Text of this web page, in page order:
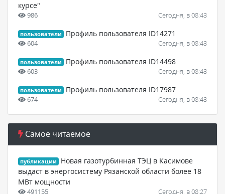
курсе"
986 Сегодня, в 08:43
пользователи Профиль пользователя ID14271
604 Сегодня, в 08:43
пользователи Профиль пользователя ID14498
603 Сегодня, в 08:43
пользователи Профиль пользователя ID17987
674 Сегодня, в 08:43
Самое читаемое
публикации
Новая газотурбинная ТЭЦ в Касимове
выдаст в энергосистему Рязанской области более 18
МВт мощности
491155 Сегодня, в 08:27